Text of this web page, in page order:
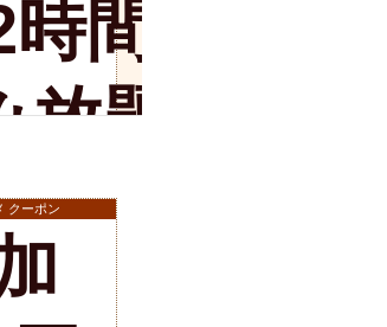
理
団
間半
放題の
み
クーポン